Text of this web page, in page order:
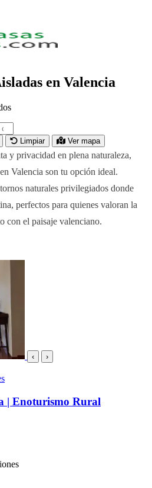
en Valencia
o provincia para ir a su página
Limpiar Ver mapa
y privacidad en plena naturaleza,
Valencia son tu opción ideal.
naturales privilegiados donde
perfectos para quienes valoran la
con el paisaje valenciano.
‹ ›
| Enoturismo Rural